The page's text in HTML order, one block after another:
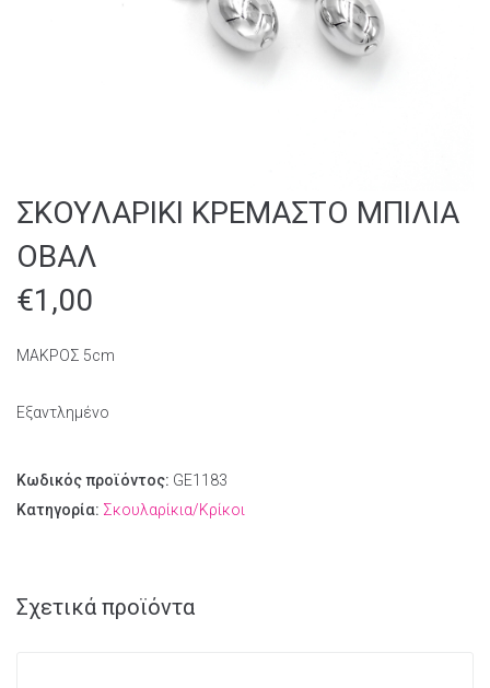
ΣΚΟΥΛΑΡΙΚΙ ΚΡΕΜΑΣΤΟ ΜΠΙΛΙΑ
ΟΒΑΛ
€1,00
ΜΑΚΡΟΣ 5cm
Εξαντλημένο
Κωδικός προϊόντος: GE1183
Κατηγορία: Σκουλαρίκια/Κρίκοι
Σχετικά προϊόντα